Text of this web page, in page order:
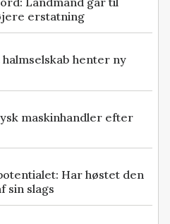
erstatning
henter ny
maskinhandler efter
Har høstet den
sin slags